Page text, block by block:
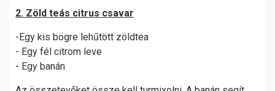
2. Zöld teás citrus csavar
-Egy kis bögre lehűtött zöldtea
- Egy fél citrom leve
- Egy banán